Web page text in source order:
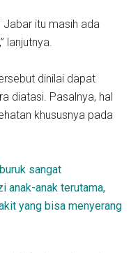
Jabar itu masih ada
lanjutnya.
dinilai dapat
diatasi. Pasalnya, hal
khususnya pada
sangat
anak-anak terutama,
yang bisa menyerang